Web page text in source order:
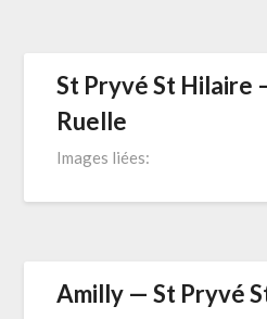
St Pryvé St Hilaire
Ruelle
Images liées:
Amilly — St Pryvé